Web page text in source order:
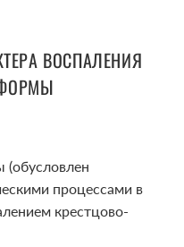
ВОСПАЛЕНИЯ
процессами в
крестцово-